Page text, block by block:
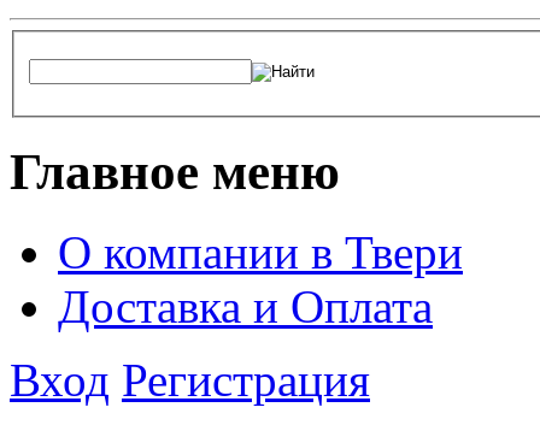
Главное меню
О компании в Твери
Доставка и Оплата
Вход Регистрация